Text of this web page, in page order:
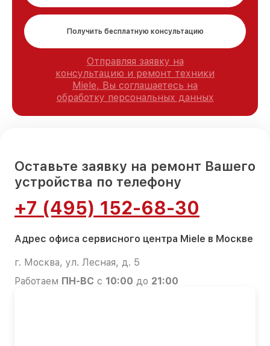
Получить бесплатную консультацию
Отправляя заявку на
консультацию и ремонт техники
Miele, Вы соглашаетесь на
обработку персональных данных
Оставьте заявку на ремонт Вашего
устройства по телефону
+7 (495) 152-68-30
Адрес офиса сервисного центра Miele в Москве
г. Москва, ул. Лесная, д. 5
Работаем ПН-ВС с 10:00 до 21:00